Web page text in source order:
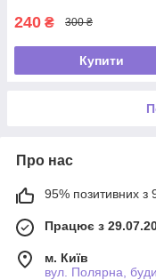
240 ₴ 300 ₴
Купити
Про нас
95% позитивних з
Працює з
м. Київ
вул. Полярна,